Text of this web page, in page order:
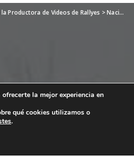
la Productora de Videos de Rallyes >Nacional
la mejor experiencia en
qué cookies utilizamos o
.